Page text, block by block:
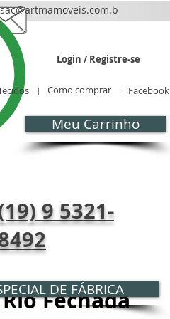
sac@artmamoveis.com.b
Login / Registre-se
Como comprar Facebook
Meu Carrinho
Fechada
DE FÁBRICA
9 5321-